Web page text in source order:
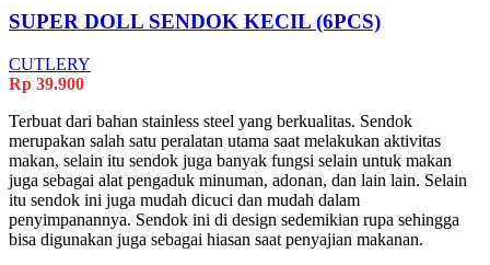
SUPER DOLL SENDOK KECIL (6PCS)
CUTLERY
Rp 39.900
Terbuat dari bahan stainless steel yang berkualitas. Sendok
merupakan salah satu peralatan utama saat melakukan aktivitas
makan, selain itu sendok juga banyak fungsi selain untuk makan
juga sebagai alat pengaduk minuman, adonan, dan lain lain. Selain
itu sendok ini juga mudah dicuci dan mudah dalam
penyimpanannya. Sendok ini di design sedemikian rupa sehingga
bisa digunakan juga sebagai hiasan saat penyajian makanan.